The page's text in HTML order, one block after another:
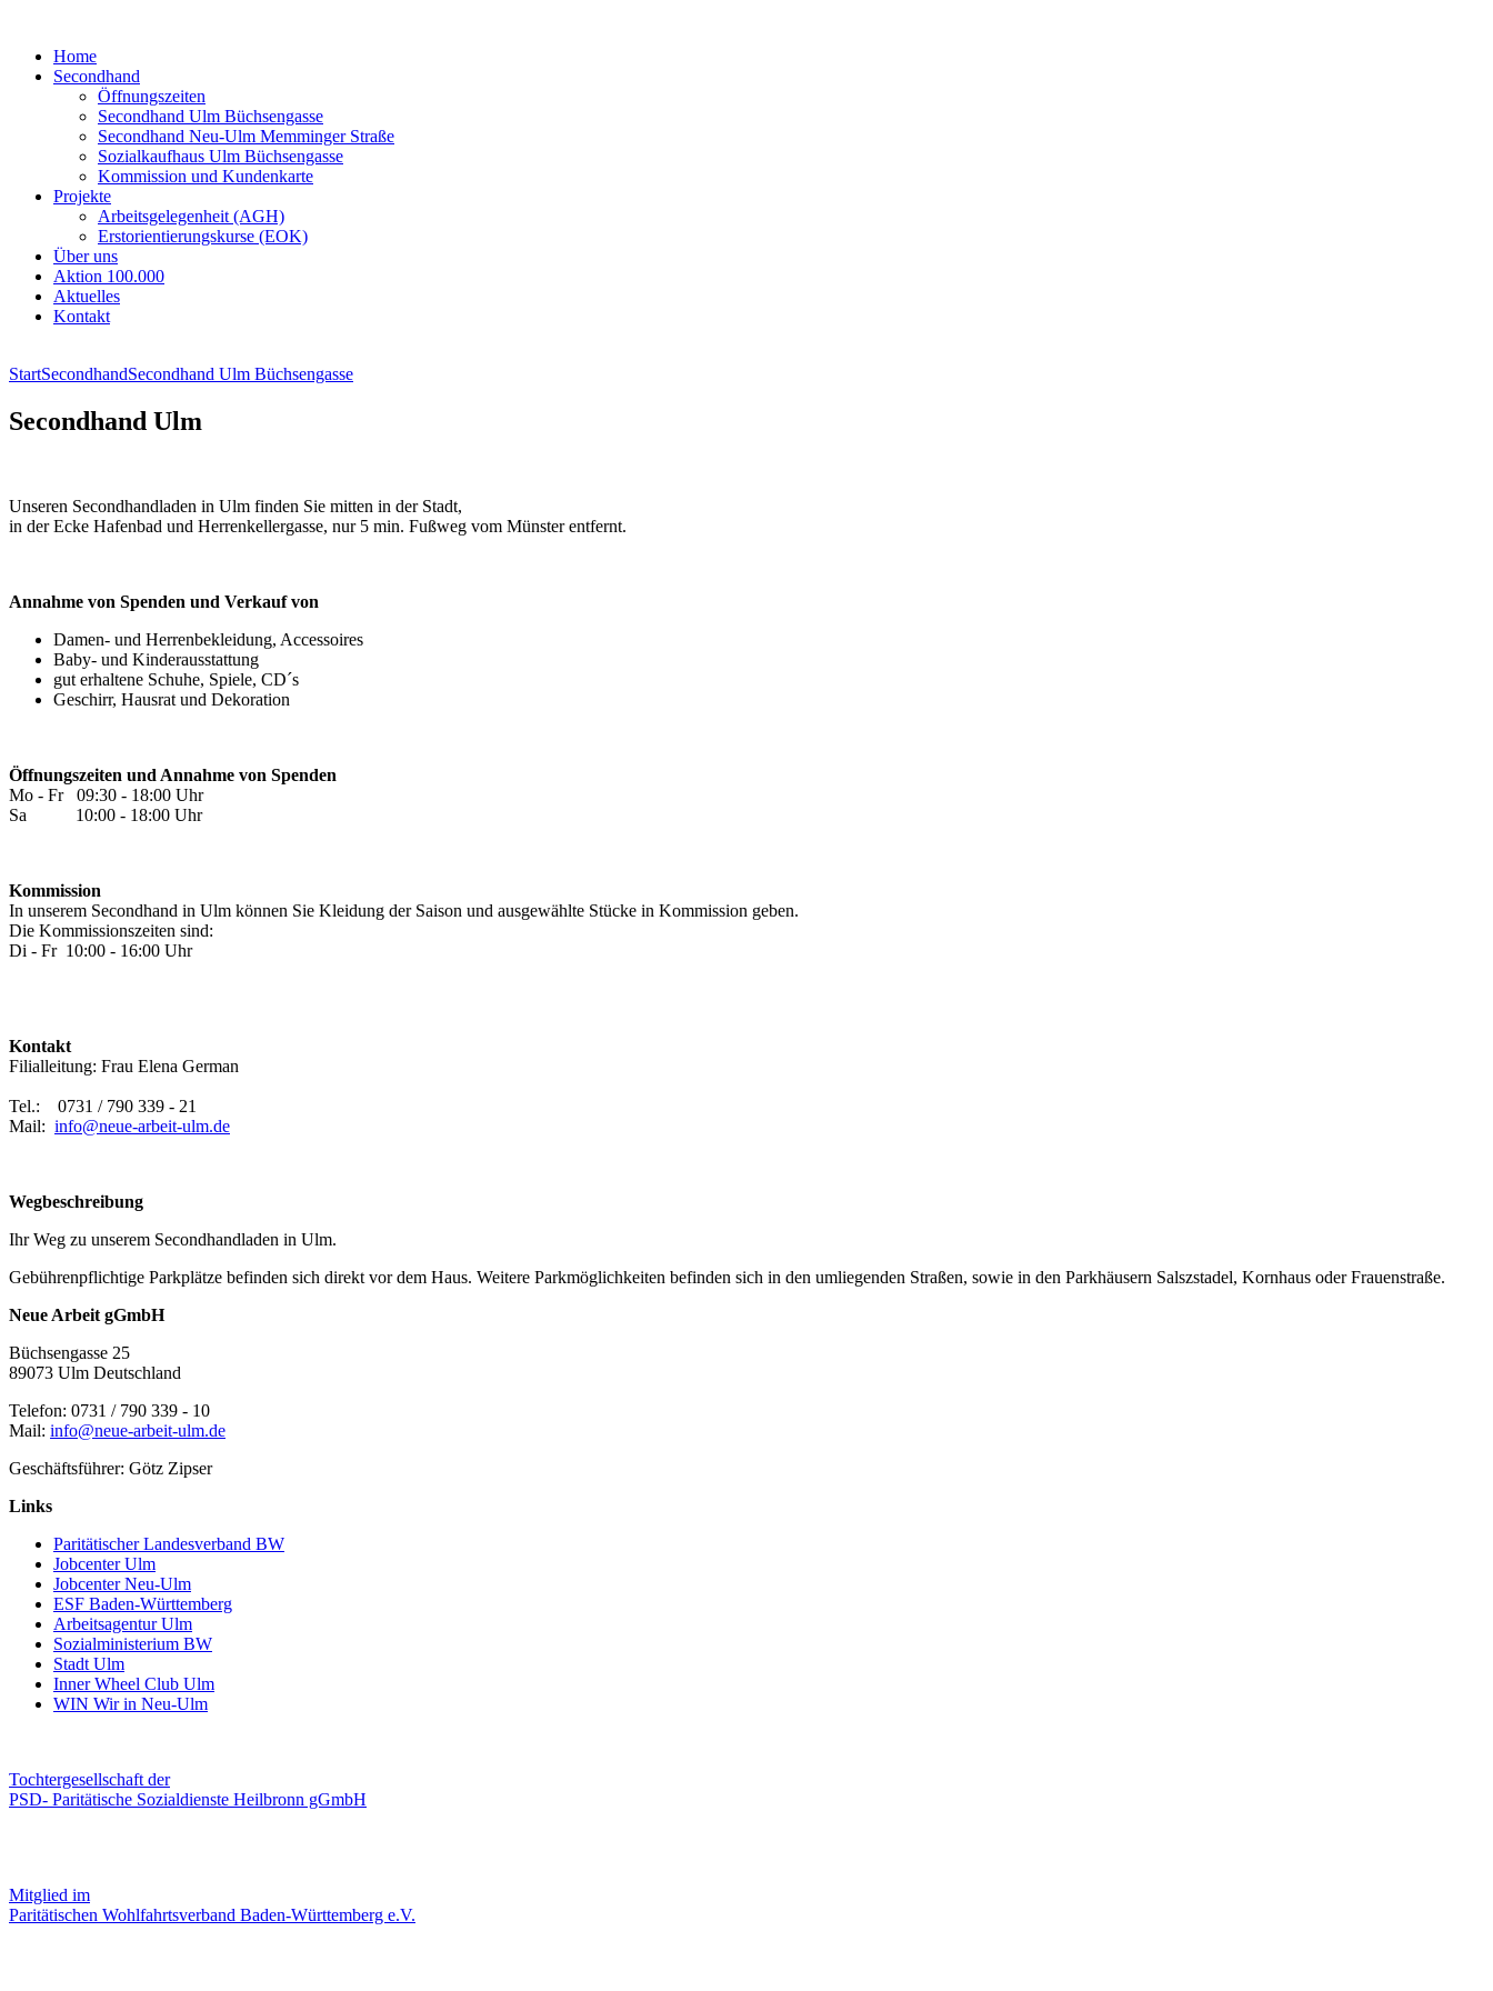
Home
Secondhand
Öffnungszeiten
Secondhand Ulm Büchsengasse
Secondhand Neu-Ulm Memminger Straße
Sozialkaufhaus Ulm Büchsengasse
Kommission und Kundenkarte
Projekte
Arbeitsgelegenheit (AGH)
Erstorientierungskurse (EOK)
Über uns
Aktion 100.000
Aktuelles
Kontakt
StartSecondhandSecondhand Ulm Büchsengasse
Secondhand Ulm
Unseren Secondhandladen in Ulm finden Sie mitten in der Stadt,
in der Ecke Hafenbad und Herrenkellergasse, nur 5 min. Fußweg vom Münster entfernt.
Annahme von Spenden und Verkauf von
Damen- und Herrenbekleidung, Accessoires
Baby- und Kinderausstattung
gut erhaltene Schuhe, Spiele, CD´s
Geschirr, Hausrat und Dekoration
Öffnungszeiten und Annahme von Spenden
Mo - Fr 09:30 - 18:00 Uhr
Sa 10:00 - 18:00 Uhr
Kommission
In unserem Secondhand in Ulm können Sie Kleidung der Saison und ausgewählte Stücke in Kommission geben.
Die Kommissionszeiten sind:
Di - Fr 10:00 - 16:00 Uhr
Kontakt
Filialleitung: Frau Elena German
Tel.: 0731 / 790 339 - 21
Mail: info@neue-arbeit-ulm.de
Wegbeschreibung
Ihr Weg zu unserem Secondhandladen in Ulm.
Gebührenpflichtige Parkplätze befinden sich direkt vor dem Haus. Weitere Parkmöglichkeiten befinden sich in den umliegenden Straßen, sowie in den Parkhäusern Salszstadel, Kornhaus oder Frauenstraße.
Neue Arbeit gGmbH
Büchsengasse 25
89073 Ulm Deutschland
Telefon: 0731 / 790 339 - 10
Mail: info@neue-arbeit-ulm.de
Geschäftsführer: Götz Zipser
Links
Paritätischer Landesverband BW
Jobcenter Ulm
Jobcenter Neu-Ulm
ESF Baden-Württemberg
Arbeitsagentur Ulm
Sozialministerium BW
Stadt Ulm
Inner Wheel Club Ulm
WIN Wir in Neu-Ulm
Tochtergesellschaft der
PSD- Paritätische Sozialdienste Heilbronn gGmbH
Mitglied im
Paritätischen Wohlfahrtsverband Baden-Württemberg e.V.